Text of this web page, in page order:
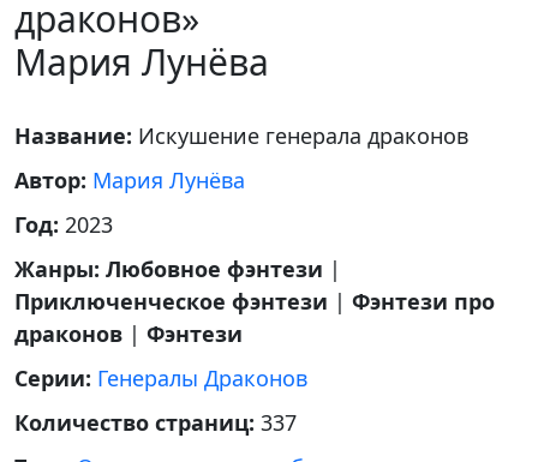
драконов»
Мария Лунёва
Название: Искушение генерала драконов
Автор: Мария Лунёва
Год: 2023
Жанры: Любовное фэнтези |
Приключенческое фэнтези | Фэнтези про
драконов | Фэнтези
Серии: Генералы Драконов
Количество страниц: 337